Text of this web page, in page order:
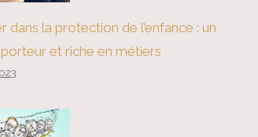
dans la protection de l’enfance : un
et riche en métiers